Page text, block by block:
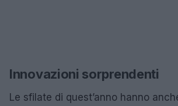
Innovazioni sorprendenti
Le sfilate di quest’anno hanno